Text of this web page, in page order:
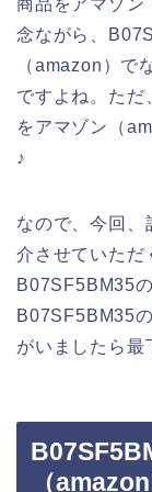
念ながら、
（amazon）で
ですよね。た
をアマゾン（
♪
なので、今回
介させていただ
B07SF5BM35
B07SF5BM35
がいましたら最
（